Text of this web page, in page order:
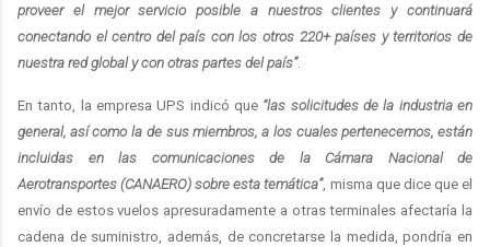
proveer el mejor servicio posible a nuestros clientes y continuará
conectando el centro del país con los otros 220+ países y territorios de
nuestra red global y con otras partes del país”.
En tanto, la empresa UPS indicó que “las solicitudes de la industria en
general, así como la de sus miembros, a los cuales pertenecemos, están
incluidas en las comunicaciones de la Cámara Nacional de
Aerotransportes (CANAERO) sobre esta temática”, misma que dice que el
envío de estos vuelos apresuradamente a otras terminales afectaría la
cadena de suministro, además, de concretarse la medida, pondría en